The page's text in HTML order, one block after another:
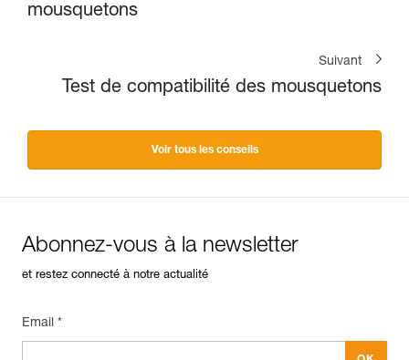
mousquetons
Suivant
Test de compatibilité des mousquetons
Voir tous les conseils
Abonnez-vous à la newsletter
et restez connecté à notre actualité
Email *